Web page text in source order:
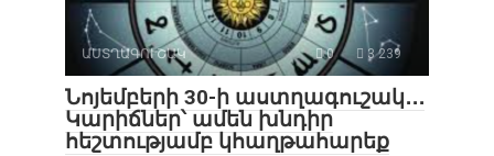
ԱՍՏՂԱԳՈՒՇԱԿ 0 3 239
Նոյեմբերի 30-ի աստղագուշակ․․․
Կարիճներ՝ ամեն խնդիր
հեշտությամբ կհաղթահարեք